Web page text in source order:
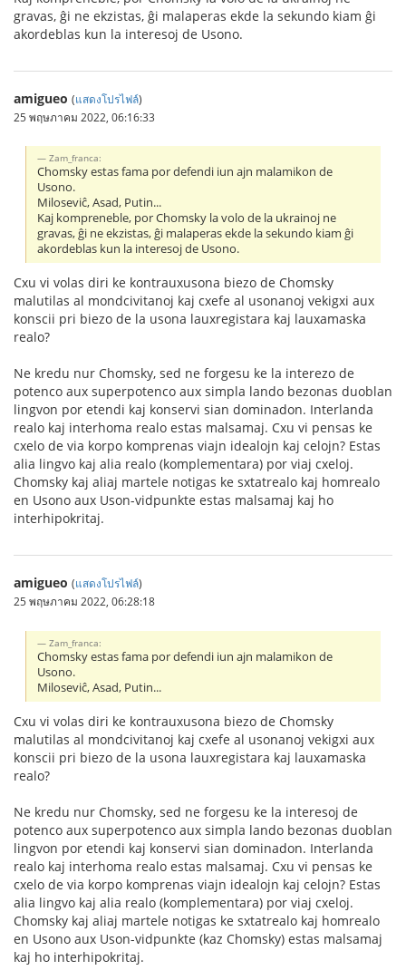
gravas, ĝi ne ekzistas, ĝi malaperas ekde la sekundo kiam ĝi
akordeblas kun la interesoj de Usono.
amigueo (แสดงโปรไฟล์)
25 พฤษภาคม 2022, 06:16:33
Zam_franca:
Chomsky estas fama por defendi iun ajn malamikon de
Usono.
Miloseviĉ, Asad, Putin...
Kaj kompreneble, por Chomsky la volo de la ukrainoj ne
gravas, ĝi ne ekzistas, ĝi malaperas ekde la sekundo kiam ĝi
akordeblas kun la interesoj de Usono.
Cxu vi volas diri ke kontrauxusona biezo de Chomsky
malutilas al mondcivitanoj kaj cxefe al usonanoj vekigxi aux
konscii pri biezo de la usona lauxregistara kaj lauxamaska
realo?
Ne kredu nur Chomsky, sed ne forgesu ke la interezo de
potenco aux superpotenco aux simpla lando bezonas duoblan
lingvon por etendi kaj konservi sian dominadon. Interlanda
realo kaj interhoma realo estas malsamaj. Cxu vi pensas ke
cxelo de via korpo komprenas viajn idealojn kaj celojn? Estas
alia lingvo kaj alia realo (komplementara) por viaj cxeloj.
Chomsky kaj aliaj martele notigas ke sxtatrealo kaj homrealo
en Usono aux Uson-vidpunkte estas malsamaj kaj ho
interhipokritaj.
amigueo (แสดงโปรไฟล์)
25 พฤษภาคม 2022, 06:28:18
Zam_franca:
Chomsky estas fama por defendi iun ajn malamikon de
Usono.
Miloseviĉ, Asad, Putin...
Cxu vi volas diri ke kontrauxusona biezo de Chomsky
malutilas al mondcivitanoj kaj cxefe al usonanoj vekigxi aux
konscii pri biezo de la usona lauxregistara kaj lauxamaska
realo?
Ne kredu nur Chomsky, sed ne forgesu ke la interesoj de
potenco aux superpotenco aux simpla lando bezonas duoblan
lingvon por etendi kaj konservi sian dominadon. Interlanda
realo kaj interhoma realo estas malsamaj. Cxu vi pensas ke
cxelo de via korpo komprenas viajn idealojn kaj celojn? Estas
alia lingvo kaj alia realo (komplementara) por viaj cxeloj.
Chomsky kaj aliaj martele notigas ke sxtatrealo kaj homrealo
en Usono aux Uson-vidpunkte (kaz Chomsky) estas malsamaj
kaj ho interhipokritaj.